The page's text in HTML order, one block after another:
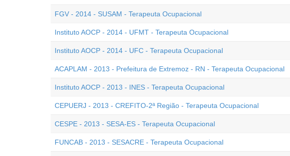
FGV - 2014 - SUSAM - Terapeuta Ocupacional
Instituto AOCP - 2014 - UFMT - Terapeuta Ocupacional
Instituto AOCP - 2014 - UFC - Terapeuta Ocupacional
ACAPLAM - 2013 - Prefeitura de Extremoz - RN - Terapeuta Ocupacional
Instituto AOCP - 2013 - INES - Terapeuta Ocupacional
CEPUERJ - 2013 - CREFITO-2ª Região - Terapeuta Ocupacional
CESPE - 2013 - SESA-ES - Terapeuta Ocupacional
FUNCAB - 2013 - SESACRE - Terapeuta Ocupacional